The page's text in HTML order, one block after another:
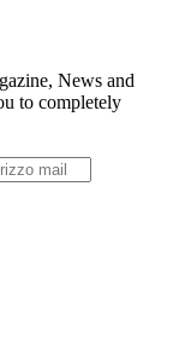
News and
to completely